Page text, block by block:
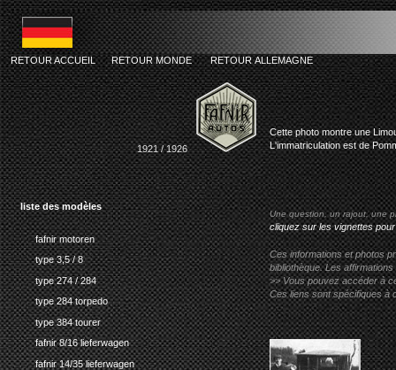
liste des modèles
fafnir motoren
type 3,5 / 8
type 274 / 284
type 284 torpedo
type 384 tourer
fafnir 8/16 lieferwagen
fafnir 14/35 lieferwagen
fafnir type
RETOUR ACCUEIL RETOUR MONDE RETOUR ALLEMAGNE
1921 / 1926
Cette photo montre une
L'immatriculation est de
Une question, un rajout, une
cliquez sur les vignettes
Ces informations et photos
bibliothèque. Les
>> Vous pouvez accéder à
Ces liens sont spécifiques à